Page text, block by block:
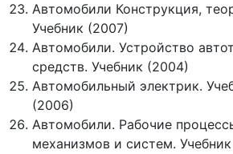
Автомобили Конструкция,
Учебник (2007)
Автомобили. Устройство
средств. Учебник (2004)
Автомобильный электрик.
(2006)
Автомобили. Рабочие
механизмов и систем.